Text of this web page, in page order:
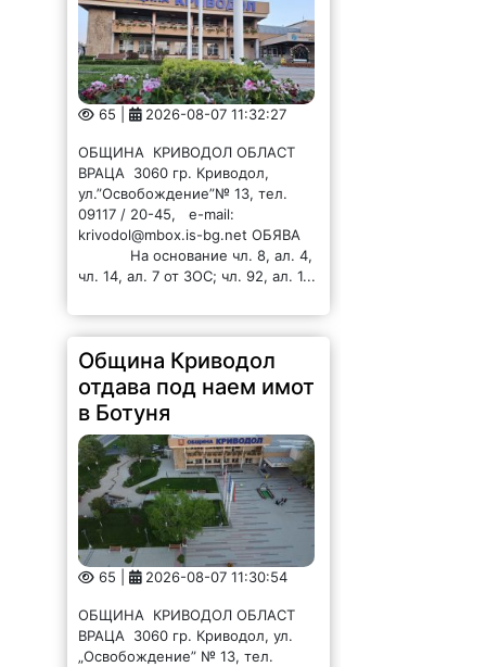
65 | 2026-08-07 11:32:27
ОБЩИНА КРИВОДОЛ ОБЛАСТ
ВРАЦА 3060 гр. Криводол,
ул.”Освобождение”№ 13, тел.
09117 / 20-45, e-mail:
krivodol@mbox.is-bg.net ОБЯВА
На основание чл. 8, ал. 4,
чл. 14, ал. 7 от ЗОС; чл. 92, ал. 1...
Община Криводол
отдава под наем имот
в Ботуня
65 | 2026-08-07 11:30:54
ОБЩИНА КРИВОДОЛ ОБЛАСТ
ВРАЦА 3060 гр. Криводол, ул.
„Освобождение” № 13, тел.